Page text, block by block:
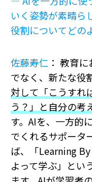
いく姿勢が素晴ら
役割についてどの
佐藤寿仁 ： 教育
でなく、新たな役
対して「こうすれ
う？」と自分の考
す。AIを、一方的
でくれるサポータ
ば、「Learning
よって学ぶ」とい